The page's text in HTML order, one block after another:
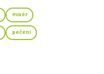
mixér
pečení